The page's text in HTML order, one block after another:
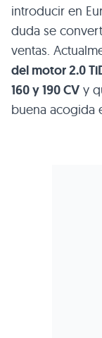
introducir en
duda se
ventas.
del motor 2.0
160 y 190 CV y
buena acogida